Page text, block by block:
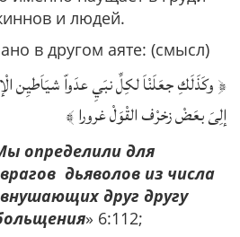
и людей.
в другом аяте: (смысл)
﴿ وكَذَلَكِ جعَلَنْاَ لكِلِّ نبَيِ عدَواّ شيَاَطيِن
إلِىَ بعَضْ زخرْف القْوَلْ غرورا ﴾
определили для
дьяволов из числа
друг другу
» 6:112;